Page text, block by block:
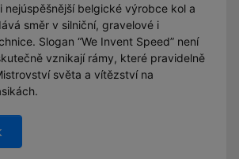
nejúspěšnější belgické výrobce kol a
směr v silniční, gravelové i
Slogan “We Invent Speed” není
vznikají rámy, které pravidelně
světa a vítězství na